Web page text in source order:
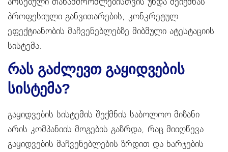
პროფესიული განვითარების, კონკრეტულ
ეფექტიანობის მაჩვენებლებზე მიბმული ატესტაციის
სისტემა.
რას გაძლევთ გაყიდვების
სისტემა?
გაყიდვების სისტემის შექმნის საბოლოო მიზანი
არის კომპანიის მოგების გაზრდა, რაც მიიღწევა
გაყიდვების მაჩვენებლების ზრდით და ხარჯების